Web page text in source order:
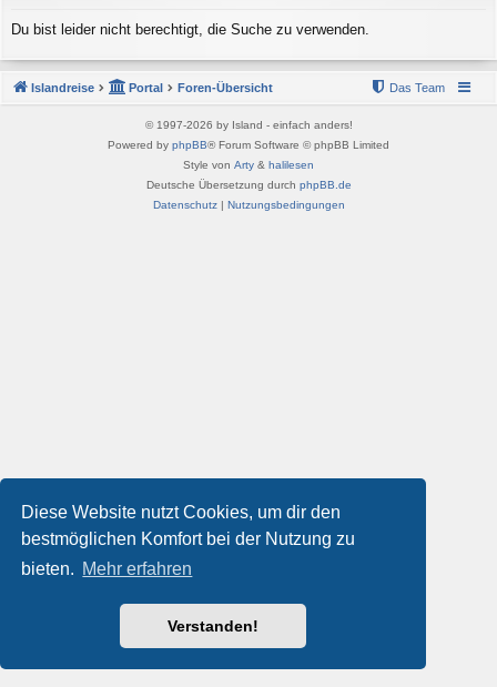
Diese Website nutzt Cookies, um dir den
bestmöglichen Komfort bei der Nutzung zu
bieten. Mehr erfahren
Verstanden!
Du bist leider nicht berechtigt, die Suche zu verwenden.
Islandreise Portal Foren-Übersicht Das Team
© 1997-2026 by Island - einfach anders!
Powered by phpBB® Forum Software © phpBB Limited
Style von Arty & halilesen
Deutsche Übersetzung durch phpBB.de
Datenschutz| Nutzungsbedingungen